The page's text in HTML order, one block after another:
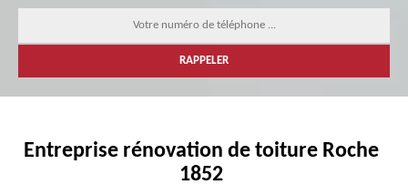
Entreprise rénovation de toiture Roche
1852